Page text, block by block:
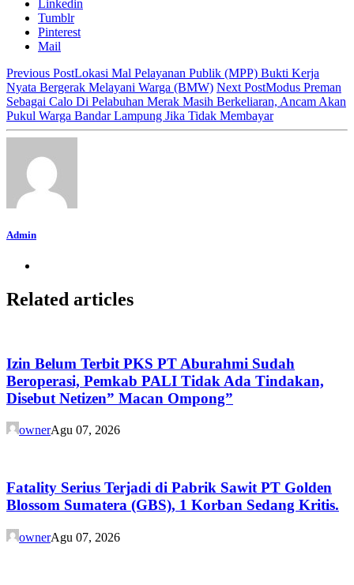
Linkedin
Tumblr
Pinterest
Mail
Previous PostLokasi Mal Pelayanan Publik (MPP) Bukti Kerja
Nyata Bergerak Melayani Warga (BMW) Next PostModus Preman
Sebagai Calo Di Pelabuhan Merak Masih Berkeliaran, Ancam Akan
Pukul Warga Bandar Lampung Jika Tidak Membayar
Admin
Related articles
Izin Belum Terbit PKS PT Aburahmi Sudah
Beroperasi, Pemkab PALI Tidak Ada Tindakan,
Disebut Netizen” Macan Ompong”
ownerAgu 07, 2026
Fatality Serius Terjadi di Pabrik Sawit PT Golden
Blossom Sumatera (GBS), 1 Korban Sedang Kritis.
ownerAgu 07, 2026